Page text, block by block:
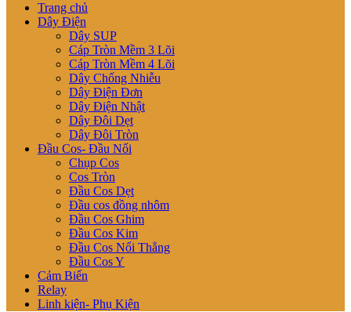
Trang chủ
Dây Điện
Dây SUP
Cáp Tròn Mềm 3 Lõi
Cáp Tròn Mềm 4 Lõi
Dây Chống Nhiễu
Dây Điện Đơn
Dây Điện Nhật
Dây Đôi Dẹt
Dây Đôi Tròn
Đầu Cos- Đầu Nối
Chụp Cos
Cos Tròn
Đầu Cos Dẹt
Đầu cos đồng nhôm
Đầu Cos Ghim
Đầu Cos Kim
Đầu Cos Nối Thẳng
Đầu Cos Y
Cảm Biến
Relay
Linh kiện- Phụ Kiện